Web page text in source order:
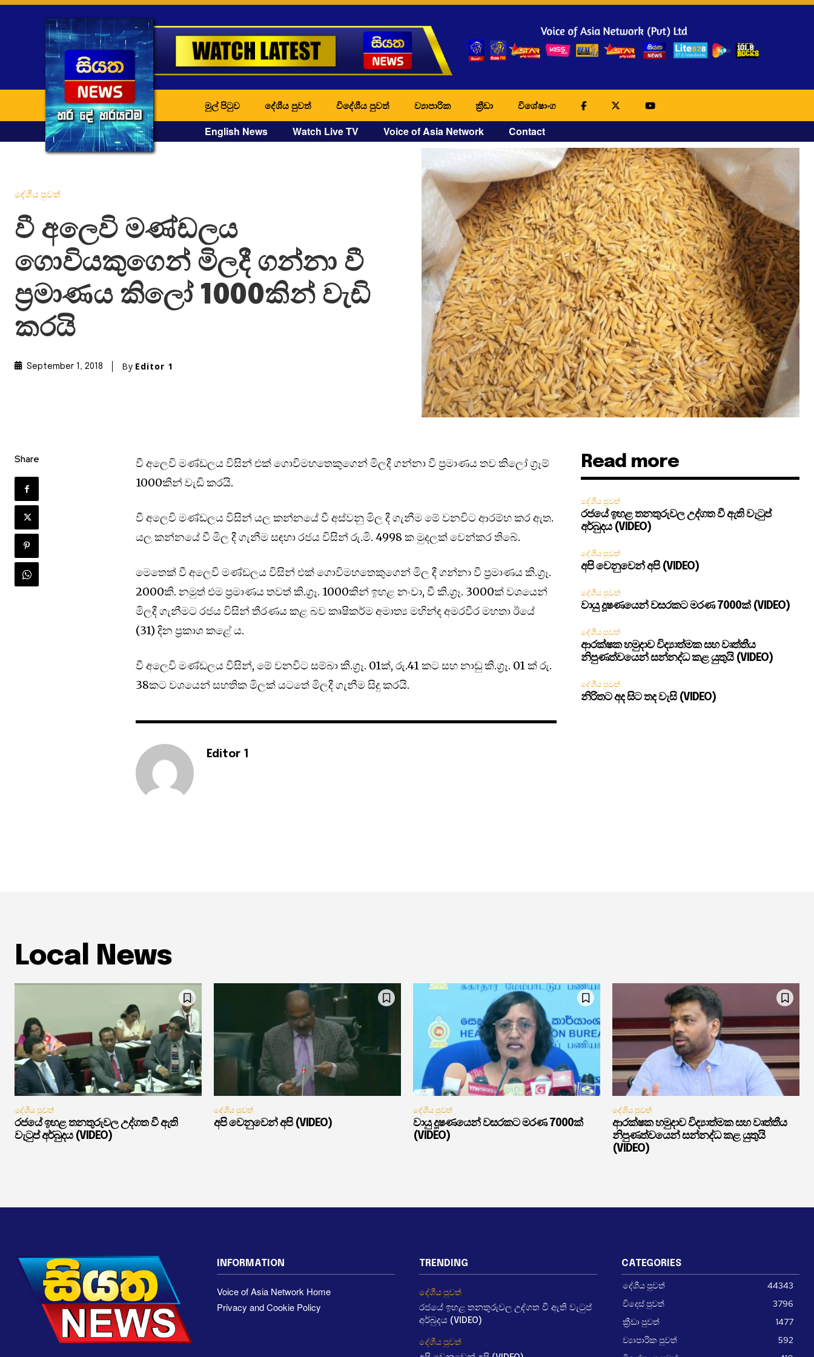
මුල් පිටුව දේශීය පුවත් විදේශීය පුවත් ව්‍යාපාරික ක්‍රීඩා විශේෂාංග
English News Watch Live TV Voice of Asia Network Contact
දේශීය පුවත්
වී අලෙවි මණ්ඩලය
ගොවියකුගෙන් මිලදී ගන්නා වී
ප්‍රමාණය කිලෝ 1000කින් වැඩි
කරයි
September 1, 2018 By Editor 1
Share
වී අලෙවි මණ්ඩලය විසින් එක් ගොවිමහතෙකුගෙන් මිලදී ගන්නා වී ප්‍රමාණය තව කිලෝ ග්‍රෑම්
1000කින් වැඩි කරයි.
වී අලෙවි මණ්ඩලය විසින් යල කන්නයේ වී අස්වනු මිල දී ගැනීම මේ වනවිට ආරම්භ කර ඇත.
යල කන්නයේ වී මිල දී ගැනීම සඳහා රජය විසින් රු.මි. 4998 ක මුදලක් වෙන්කර තිබේ.
මෙතෙක් වී අලෙවි මණ්ඩලය විසින් එක් ගොවිමහතෙකුගෙන් මිල දී ගන්නා වී ප්‍රමාණය කි.ග්‍රෑ.
2000කි. නමුත් එම ප්‍රමාණය තවත් කි.ග්‍රෑ. 1000කින් ඉහළ නංවා, වී කි.ග්‍රෑ. 3000ක් වශයෙන්
මිලදී ගැනීමට රජය විසින් තීරණය කළ බව කෘෂිකර්ම අමාත්‍ය මහින්ද අමරවීර මහතා ඊයේ
(31) දින ප්‍රකාශ කළේ ය.
වී අලෙවි මණ්ඩලය විසින්, මේ වනවිට සම්බා කි.ග්‍රෑ. 01ක්, රු.41 කට සහ නාඩු කි.ග්‍රෑ. 01 ක් රු.
38කට වශයෙන් සහතික මිලක් යටතේ මිලදී ගැනීම සිදු කරයි.
Editor 1
Read more
දේශීය පුවත්
රජයේ ඉහළ තනතුරුවල උද්ගත වී ඇති වැටුප්
අර්බුදය (VIDEO)
දේශීය පුවත්
අපි වෙනුවෙන් අපි (VIDEO)
දේශීය පුවත්
වායු දූෂණයෙන් වසරකට මරණ 7000ක් (VIDEO)
දේශීය පුවත්
ආරක්ෂක හමුදාව විද්‍යාත්මක සහ වෘත්තීය
නිපුණත්වයෙන් සන්නද්ධ කළ යුතුයි (VIDEO)
දේශීය පුවත්
නිරිතට අද සිට තද වැසි (VIDEO)
Local News
දේශීය පුවත්
රජයේ ඉහළ තනතුරුවල උද්ගත වී ඇති
වැටුප් අර්බුදය (VIDEO)
දේශීය පුවත්
අපි වෙනුවෙන් අපි (VIDEO)
දේශීය පුවත්
වායු දූෂණයෙන් වසරකට මරණ 7000ක්
(VIDEO)
දේශීය පුවත්
ආරක්ෂක හමුදාව විද්‍යාත්මක සහ වෘත්තීය
නිපුණත්වයෙන් සන්නද්ධ කළ යුතුයි
(VIDEO)
INFORMATION
Voice of Asia Network Home
Privacy and Cookie Policy
TRENDING
දේශීය පුවත්
රජයේ ඉහළ තනතුරුවල උද්ගත වී ඇති වැටුප්
අර්බුදය (VIDEO)
දේශීය පුවත්
CATEGORIES
දේශීය පුවත්
44343
විදෙස් පුවත්
3796
ක්‍රීඩා පුවත්
1477
ව්‍යාපාරික පුවත්
592